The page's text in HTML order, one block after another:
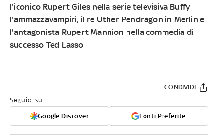
l'iconico Rupert Giles nella serie televisiva Buffy
l'ammazzavampiri, il re Uther Pendragon in Merlin e
l'antagonista Rupert Mannion nella commedia di
successo Ted Lasso
Seguici su:
Google Discover Fonti Preferite
CONDIVIDI